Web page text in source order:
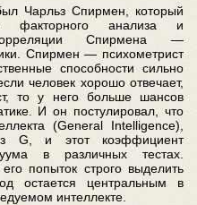
Чарльз Спирмен, который
факторного анализа и
Спирмена —
Спирмен — психометрист
способности сильно
человек хорошо отвечает,
то у него больше шансов
И он постулировал, что
(General Intelligence),
G, и этот коэффициент
в различных тестах.
попыток строго выделить
остается центральным в
интеллекте.